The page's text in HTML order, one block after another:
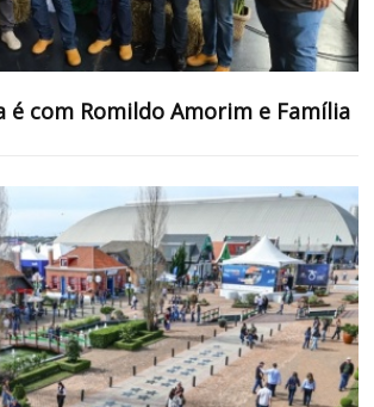
é com Romildo Amorim e Família